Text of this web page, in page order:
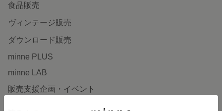
食品販売
ヴィンテージ販売
ダウンロード販売
minne PLUS
minne LAB
販売支援企画・イベント